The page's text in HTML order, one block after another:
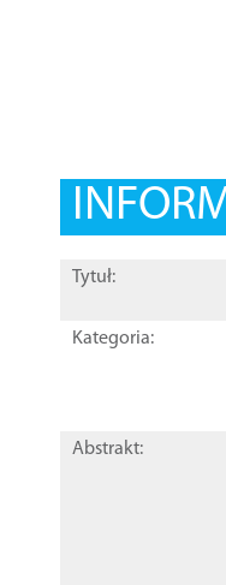
Tytuł:
Kategoria:
Abstrakt: